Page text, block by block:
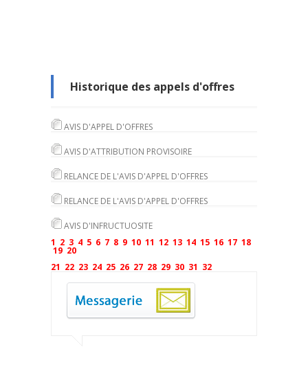
Historique des appels d'offres
AVIS D'APPEL D'OFFRES
AVIS D'ATTRIBUTION PROVISOIRE
RELANCE DE L'AVIS D'APPEL D'OFFRES
RELANCE DE L'AVIS D'APPEL D'OFFRES
AVIS D'INFRUCTUOSITE
1 2 3 4 5 6 7 8 9 10 11 12 13 14 15 16 17 18
19 20
21 22 23 24 25 26 27 28 29 30 31 32